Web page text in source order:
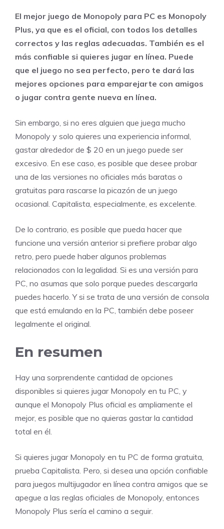
El mejor juego de Monopoly para PC es Monopoly
Plus, ya que es el oficial, con todos los detalles
correctos y las reglas adecuadas. También es el
más confiable si quieres jugar en línea. Puede
que el juego no sea perfecto, pero te dará las
mejores opciones para emparejarte con amigos
o jugar contra gente nueva en línea.
Sin embargo, si no eres alguien que juega mucho
Monopoly y solo quieres una experiencia informal,
gastar alrededor de $ 20 en un juego puede ser
excesivo. En ese caso, es posible que desee probar
una de las versiones no oficiales más baratas o
gratuitas para rascarse la picazón de un juego
ocasional. Capitalista, especialmente, es excelente.
De lo contrario, es posible que pueda hacer que
funcione una versión anterior si prefiere probar algo
retro, pero puede haber algunos problemas
relacionados con la legalidad. Si es una versión para
PC, no asumas que solo porque puedes descargarla
puedes hacerlo. Y si se trata de una versión de consola
que está emulando en la PC, también debe poseer
legalmente el original.
En resumen
Hay una sorprendente cantidad de opciones
disponibles si quieres jugar Monopoly en tu PC, y
aunque el Monopoly Plus oficial es ampliamente el
mejor, es posible que no quieras gastar la cantidad
total en él.
Si quieres jugar Monopoly en tu PC de forma gratuita,
prueba Capitalista. Pero, si desea una opción confiable
para juegos multijugador en línea contra amigos que se
apegue a las reglas oficiales de Monopoly, entonces
Monopoly Plus sería el camino a seguir.